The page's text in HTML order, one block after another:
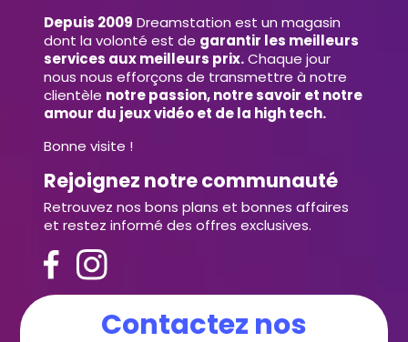
Depuis 2009 Dreamstation est un magasin
dont la volonté est de garantir les meilleurs
services aux meilleurs prix.Chaque jour
nous nous efforçons de transmettre à notre
clientèle notre passion, notre savoir et notre
amour du jeux vidéo et de la high tech.
Bonne visite !
Rejoignez notre communauté
Retrouvez nos bons plans et bonnes affaires
et restez informé des offres exclusives.
Contactez nos